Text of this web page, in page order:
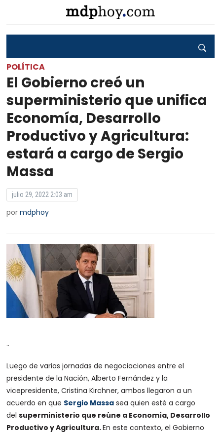
POLÍTICA
El Gobierno creó un
superministerio que unifica
Economía, Desarrollo
Productivo y Agricultura:
estará a cargo de Sergio
Massa
julio 29, 2022 2:03 am
pormdphoy
..
Luego de varias jornadas de negociaciones entre el
presidente de la Nación, Alberto Fernández y la
vicepresidente, Cristina Kirchner, ambos llegaron a un
acuerdo en que Sergio Massa sea quien esté a cargo
delsuperministerio que reúne a Economía, Desarrollo
Productivo y Agricultura.En este contexto, el Gobierno